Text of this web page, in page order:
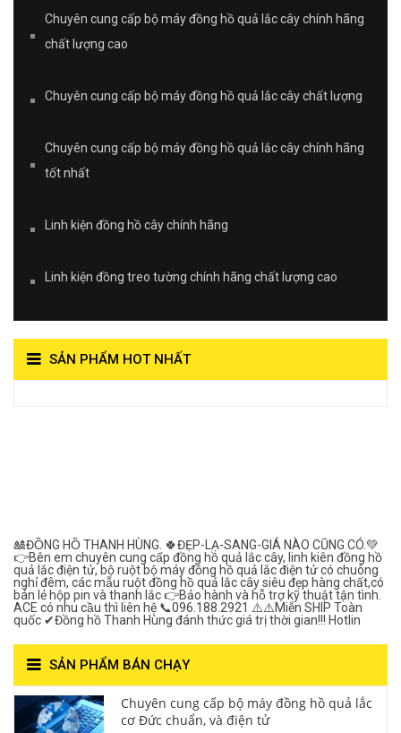
Chuyên cung cấp bộ máy đồng hồ quả lắc cây chính hãng
chất lượng cao
Chuyên cung cấp bộ máy đồng hồ quả lắc cây chất lượng
Chuyên cung cấp bộ máy đồng hồ quả lắc cây chính hãng
tốt nhất
Linh kiện đồng hồ cây chính hãng
Linh kiện đồng treo tường chính hãng chất lượng cao
SẢN PHẨM HOT NHẤT
🎎ĐỒNG HỒ THANH HÙNG. 🍀ĐẸP-LẠ-SANG-GIÁ NÀO CŨNG CÓ.💚
👉Bên em chuyên cung cấp đồng hồ quả lắc cây, linh kiên đồng hồ
quả lắc điện tử, bộ ruột bộ máy đồng hồ quả lắc điện tử có chuông
nghỉ đêm, các mẫu ruột đồng hồ quả lắc cây siêu đẹp hàng chất,có
bán lẻ hộp pin và thanh lắc 👉Bảo hành và hỗ trợ kỹ thuật tận tình.
ACE có nhu cầu thì liên hệ 📞096.188.2921 ⚠️⚠️Miễn SHIP Toàn
quốc ✔Đồng hồ Thanh Hùng đánh thức giá trị thời gian!!! Hotlin
SẢN PHẨM BÁN CHẠY
Chuyên cung cấp bộ máy đồng hồ quả lắc
cơ Đức chuẩn, và điện tử